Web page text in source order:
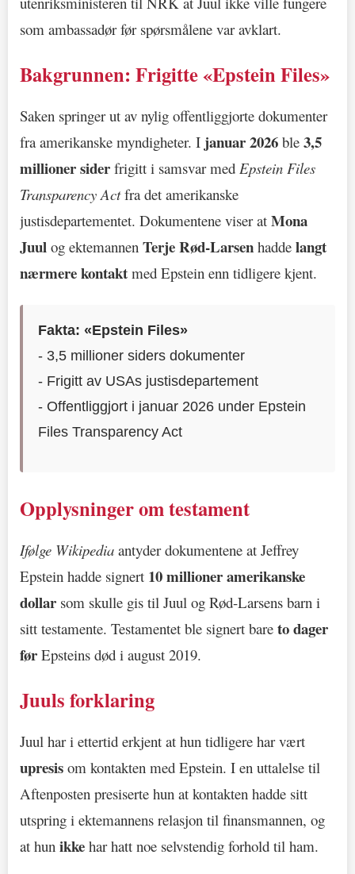
som ambassadør før spørsmålene var avklart.
Bakgrunnen: Frigitte «Epstein Files»
Saken springer ut av nylig offentliggjorte dokumenter
fra amerikanske myndigheter. I januar 2026 ble 3,5
millioner sider frigitt i samsvar med Epstein Files
Transparency Actfra det amerikanske
justisdepartementet. Dokumentene viser at Mona
Juul og ektemannen Terje Rød-Larsen hadde langt
nærmere kontakt med Epstein enn tidligere kjent.
Fakta: «Epstein Files»
- 3,5 millioner siders dokumenter
- Frigitt av USAs justisdepartement
- Offentliggjort i januar 2026 under Epstein
Files Transparency Act
Opplysninger om testament
Ifølge Wikipedia antyder dokumentene at Jeffrey
Epstein hadde signert 10 millioner amerikanske
dollar som skulle gis til Juul og Rød-Larsens barn i
sitt testamente. Testamentet ble signert bare to dager
før Epsteins død i august 2019.
Juuls forklaring
Juul har i ettertid erkjent at hun tidligere har vært
upresis om kontakten med Epstein. I en uttalelse til
Aftenposten presiserte hun at kontakten hadde sitt
utspring i ektemannens relasjon til finansmannen, og
at hun ikke har hatt noe selvstendig forhold til ham.